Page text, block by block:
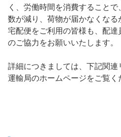
く、労働時間を消費すること
数が減り、荷物が届かなくなる
宅配便をご利用の皆様も、配
のご協力をお願いいたします。
詳細につきましては、下記関
運輸局のホームページをご覧く